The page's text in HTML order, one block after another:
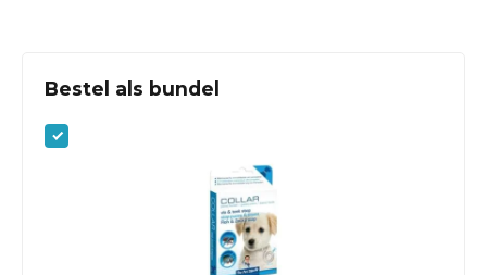
Bestel als bundel